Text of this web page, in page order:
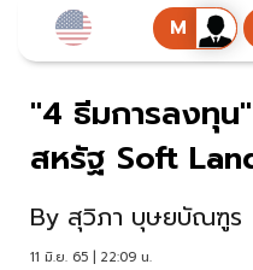
"4 ธีมการลงทุน
สหรัฐ Soft
By สุวิภา บุษยบัณฑูร
11 มิ.ย. 65 | 22:09 น.